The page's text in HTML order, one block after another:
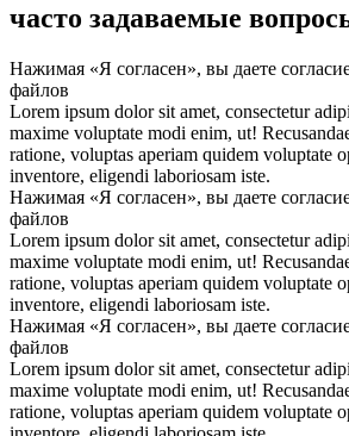
часто задаваемые
Нажимая «Я согласен», вы даете
файлов
Lorem ipsum dolor sit amet, consectetur
maxime voluptate modi enim, ut!
ratione, voluptas aperiam quidem voluptate
inventore, eligendi laboriosam iste.
Нажимая «Я согласен», вы даете
файлов
Lorem ipsum dolor sit amet, consectetur
maxime voluptate modi enim, ut!
ratione, voluptas aperiam quidem voluptate
inventore, eligendi laboriosam iste.
Нажимая «Я согласен», вы даете
файлов
Lorem ipsum dolor sit amet, consectetur
maxime voluptate modi enim, ut!
ratione, voluptas aperiam quidem voluptate